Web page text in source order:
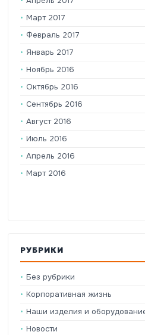
Март 2017
Февраль 2017
Январь 2017
Ноябрь 2016
Октябрь 2016
Сентябрь 2016
Август 2016
Июль 2016
Апрель 2016
Март 2016
РУБРИКИ
Без рубрики
Корпоративная жизнь
Наши изделия и
Новости